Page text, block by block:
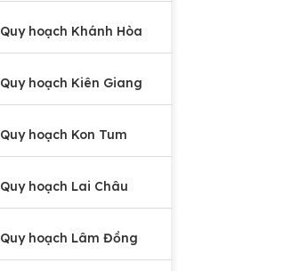
Quy hoạch Khánh Hòa
Quy hoạch Kiên Giang
Quy hoạch Kon Tum
Quy hoạch Lai Châu
Quy hoạch Lâm Đồng